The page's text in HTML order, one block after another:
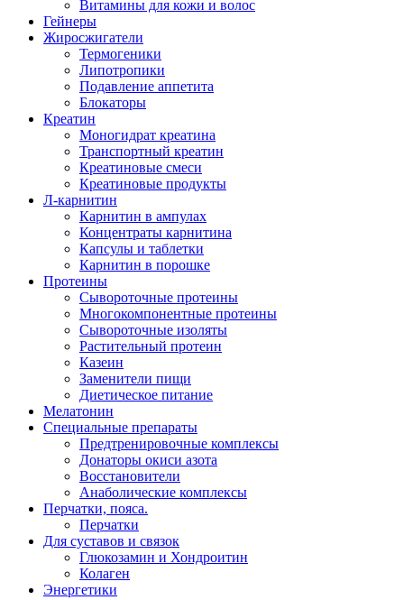
Витамины для кожи и волос
Гейнеры
Жиросжигатели
Термогеники
Липотропики
Подавление аппетита
Блокаторы
Креатин
Моногидрат креатина
Транспортный креатин
Креатиновые смеси
Креатиновые продукты
Л-карнитин
Карнитин в ампулах
Концентраты карнитина
Капсулы и таблетки
Карнитин в порошке
Протеины
Сывороточные протеины
Многокомпонентные протеины
Сывороточные изоляты
Растительный протеин
Казеин
Заменители пищи
Диетическое питание
Мелатонин
Специальные препараты
Предтренировочные комплексы
Донаторы окиси азота
Восстановители
Анаболические комплексы
Перчатки, пояса.
Перчатки
Для суставов и связок
Глюкозамин и Хондроитин
Колаген
Энергетики